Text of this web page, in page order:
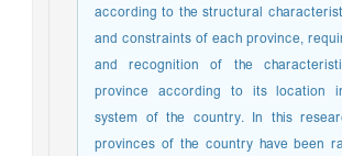
according to the structural
and constraints of each province,
and recognition of the
province according to its location
system of the country. In this
provinces of the country have been